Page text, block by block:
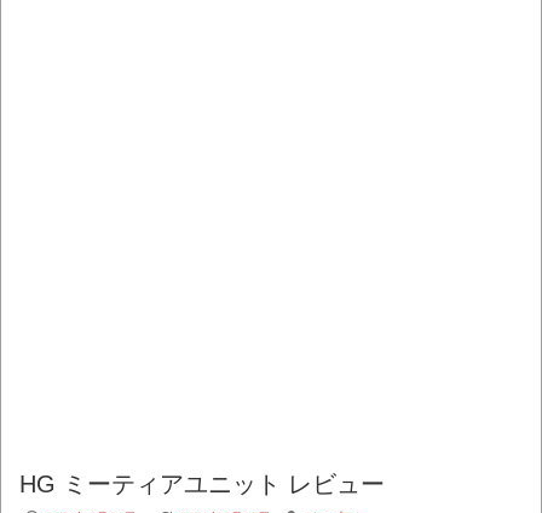
HG ミーティアユニット レビュー